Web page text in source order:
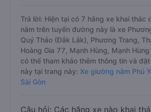
Trả lời: Hiện tại có 7 hãng xe khai thác
nằm trên tuyến đường này là xe
Quý Thảo (Đắk Lắk), Phương Trang,
Hoàng Gia 77, Mạnh Hùng, Mạnh
có thể tham khảo thêm thông tin và
này tại trang này: Xe giường nằm Phú
Sài Gòn
Câu hỏi: Các hãng xe nào khai